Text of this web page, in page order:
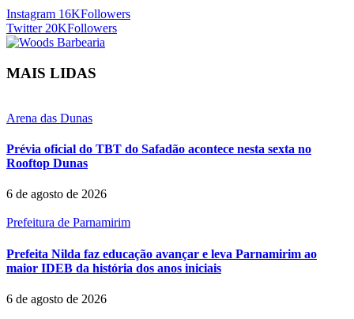
Instagram 16KFollowers
Twitter 20KFollowers
MAIS LIDAS
Arena das Dunas
Prévia oficial do TBT do Safadão acontece nesta sexta no
Rooftop Dunas
6 de agosto de 2026
Prefeitura de Parnamirim
Prefeita Nilda faz educação avançar e leva Parnamirim ao
maior IDEB da história dos anos iniciais
6 de agosto de 2026